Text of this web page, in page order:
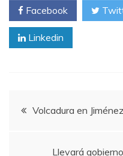
Facebook
Linkedin
PostVolcadura en
Llevará